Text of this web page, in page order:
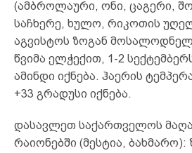
(ამბროლაური, ონი, ცაგერი,
საჩხერე, ხულო, რიკოთის
აგვისტოს ზოგან
წვიმა ელჭექით, 1-2
ამინდი იქნება. ჰაერის
+33 გრადუსი იქნება.
დასავლეთ საქართველოს
რაიონებში (მესტია, ბახმარო):